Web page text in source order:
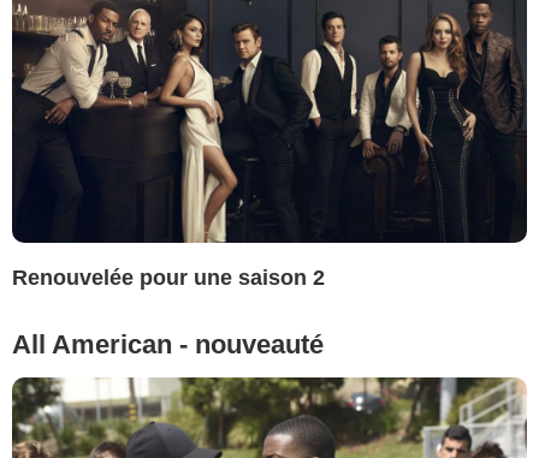
Renouvelée pour une saison 2
All American - nouveauté